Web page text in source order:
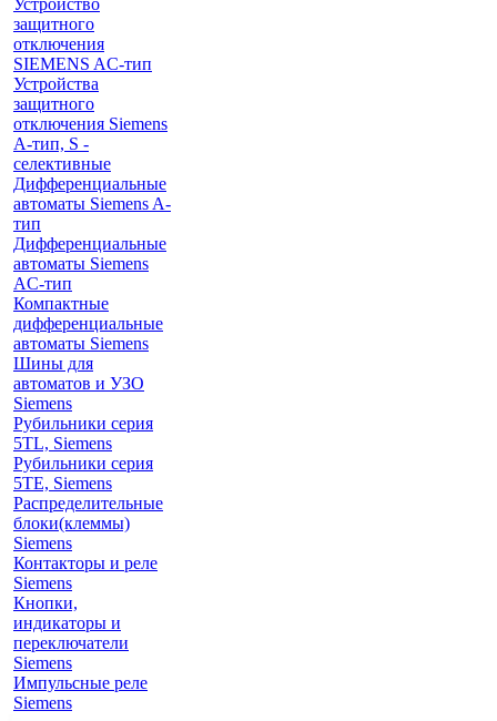
Устройство
защитного
отключения
SIEMENS AС-тип
Устройства
защитного
отключения Siemens
A-тип, S -
селективные
Дифференциальные
автоматы Siemens A-
тип
Дифференциальные
автоматы Siemens
AС-тип
Компактные
дифференциальные
автоматы Siemens
Шины для
автоматов и УЗО
Siemens
Рубильники серия
5TL, Siemens
Рубильники серия
5TE, Siemens
Распределительные
блоки(клеммы)
Siemens
Контакторы и реле
Siemens
Кнопки,
индикаторы и
переключатели
Siemens
Импульсные реле
Siemens